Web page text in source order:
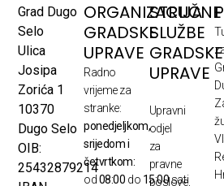
Grad Dugo
Selo
Ulica
Josipa
Zorića 1
10370
Dugo Selo
OIB:
25432879214
ORGANIZACIJA
GRADSKE
UPRAVE
Radno
vrijeme za
stranke:
ponedjeljkom,
srijedom i
četvrtkom:
od08:00 do 15:00sati
STRUČNE
SLUŽBE
GRADSKE
UPRAVE
Upravni
odjel
za
pravne
poslove,